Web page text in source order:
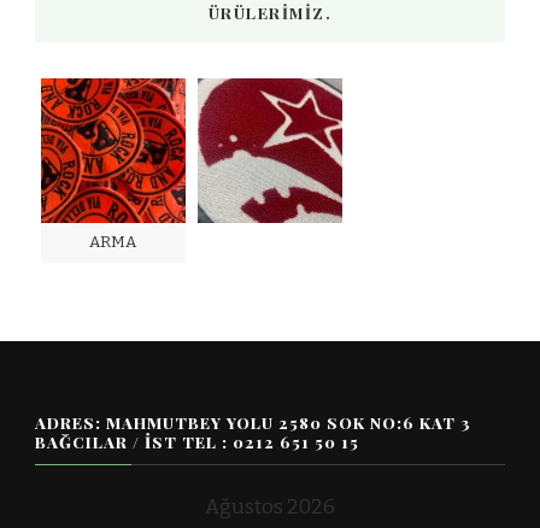
ÜRÜLERIMIZ.
ARMA
ADRES: MAHMUTBEY YOLU 2580 SOK NO:6 KAT 3
BAĞCILAR / İST TEL : 0212 651 50 15
Ağustos 2026